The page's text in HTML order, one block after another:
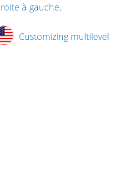
à gauche.
Customizing multilevel